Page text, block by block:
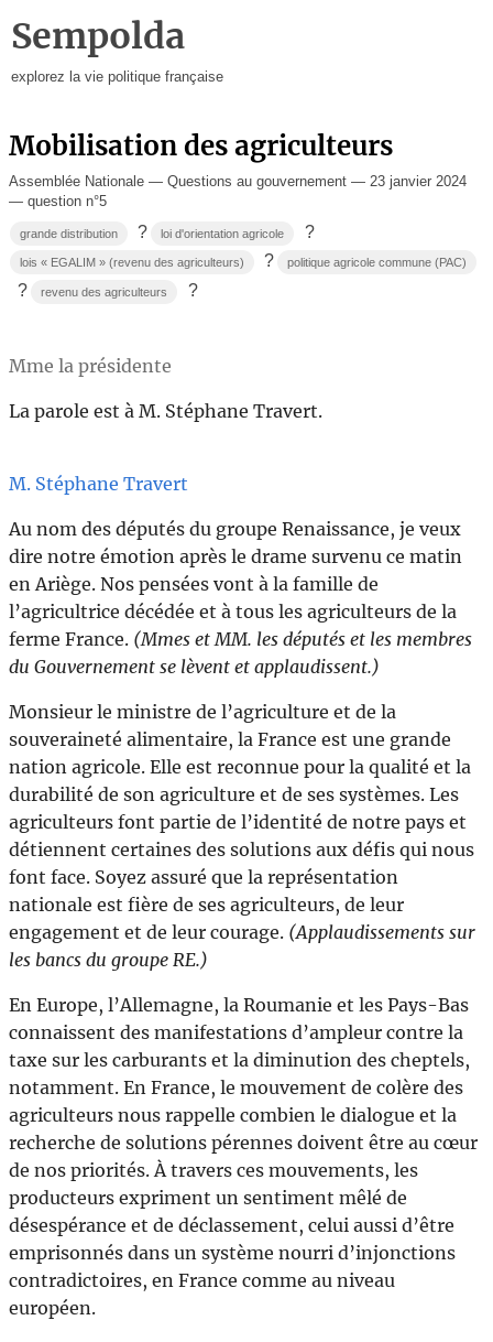
Sempolda
explorez la vie politique française
Mobilisation des agriculteurs
Assemblée Nationale — Questions au gouvernement — 23 janvier 2024
— question n°5
grande distribution ? loi d'orientation agricole ?
lois « EGALIM » (revenu des agriculteurs) ? politique agricole commune (PAC)
? revenu des agriculteurs ?
Mme la présidente
La parole est à M. Stéphane Travert.
M. Stéphane Travert
Au nom des députés du groupe Renaissance, je veux
dire notre émotion après le drame survenu ce matin
en Ariège. Nos pensées vont à la famille de
l’agricultrice décédée et à tous les agriculteurs de la
ferme France. (Mmes et MM. les députés et les membres
du Gouvernement se lèvent et applaudissent.)
Monsieur le ministre de l’agriculture et de la
souveraineté alimentaire, la France est une grande
nation agricole. Elle est reconnue pour la qualité et la
durabilité de son agriculture et de ses systèmes. Les
agriculteurs font partie de l’identité de notre pays et
détiennent certaines des solutions aux défis qui nous
font face. Soyez assuré que la représentation
nationale est fière de ses agriculteurs, de leur
engagement et de leur courage. (Applaudissements sur
les bancs du groupe RE.)
En Europe, l’Allemagne, la Roumanie et les Pays-Bas
connaissent des manifestations d’ampleur contre la
taxe sur les carburants et la diminution des cheptels,
notamment. En France, le mouvement de colère des
agriculteurs nous rappelle combien le dialogue et la
recherche de solutions pérennes doivent être au cœur
de nos priorités. À travers ces mouvements, les
producteurs expriment un sentiment mêlé de
désespérance et de déclassement, celui aussi d’être
emprisonnés dans un système nourri d’injonctions
contradictoires, en France comme au niveau
européen.